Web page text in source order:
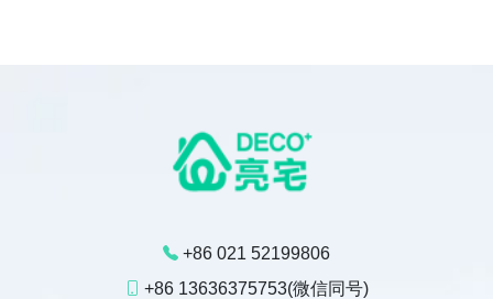
+86 021 52199806
+86 13636375753(微信同号)